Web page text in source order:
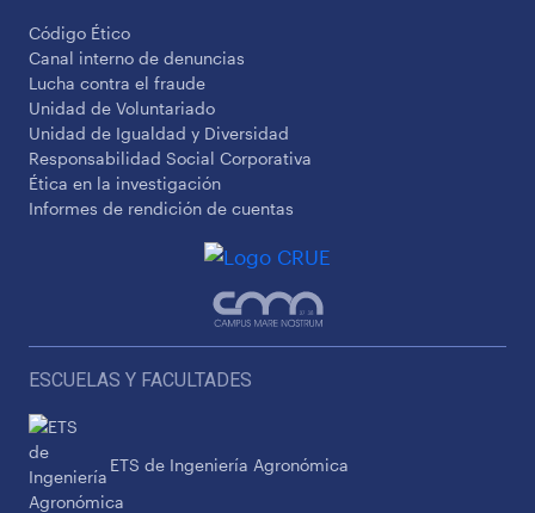
Código Ético
Canal interno de denuncias
Lucha contra el fraude
Unidad de Voluntariado
Unidad de Igualdad y Diversidad
Responsabilidad Social Corporativa
Ética en la investigación
Informes de rendición de cuentas
ESCUELAS Y FACULTADES
ETS de Ingeniería Agronómica